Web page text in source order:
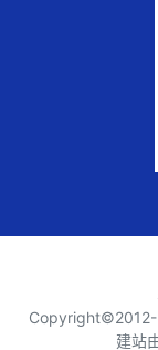
Copyright©2012-
建站